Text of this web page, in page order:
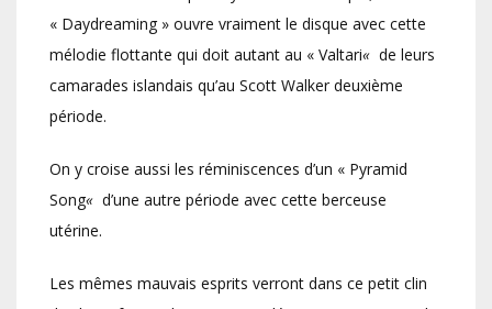
« Daydreaming » ouvre vraiment le disque avec cette
mélodie flottante qui doit autant au « Valtari« de leurs
camarades islandais qu’au Scott Walker deuxième
période.
On y croise aussi les réminiscences d’un « Pyramid
Song« d’une autre période avec cette berceuse
utérine.
Les mêmes mauvais esprits verront dans ce petit clin